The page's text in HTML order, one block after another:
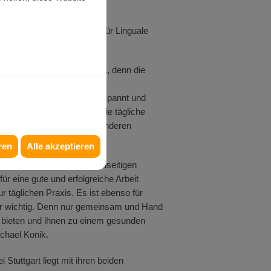
Alle akzeptieren
Deutschen Gesellschaft für Linguale
ein spannendes Thema, denn die
auf die Ergebnisse gespannt und
und Patienten, mit in die tägliche
Möglichkeit sich mit anderen
Diskussionen einen vielseitigen
eine gute und erfolgreiche Arbeit
täglichen Praxis. Es ist ebenso für
Denn nur gemeinsam und Hand
und ihnen zu einem gesunden
Konik.
Stuttgart liegt mit ihren beiden